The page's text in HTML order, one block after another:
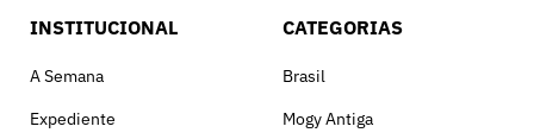
INSTITUCIONAL
A Semana
Expediente
CATEGORIAS
Brasil
Mogy Antiga